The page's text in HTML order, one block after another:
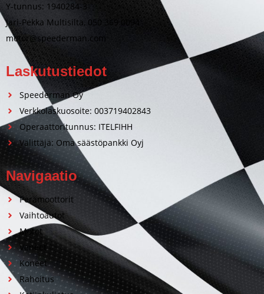
Y-tunnus: 1940284-3
Jari-Pekka Multisilta, 050 369 0094
motor@speederman.com
Laskutustiedot
Speederman Oy
Verkkolaskuosoite: 003719402843
Operaattoritunnus: ITELFIHH
Välittäjä: Oma säästöpankki Oyj
Navigaatio
Perämoottorit
Vaihtoautot
Motot
Veneet
Koneet
Rahoitus